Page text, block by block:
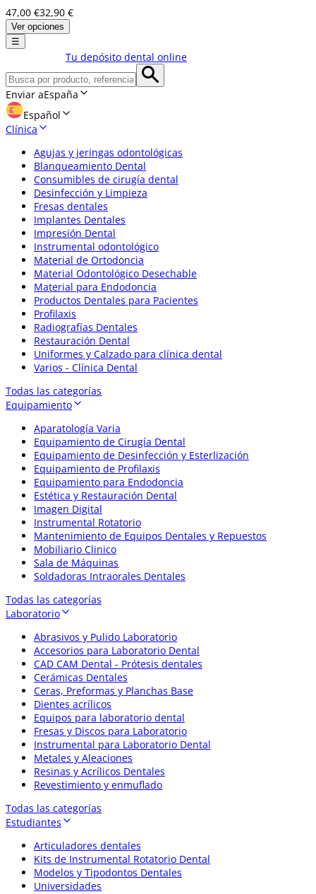
47,00 €32,90 €
Ver opciones
☰
Tu depósito dental online
Enviar aEspaña
Español
Clínica
Agujas y jeringas odontológicas
Blanqueamiento Dental
Consumibles de cirugía dental
Desinfección y Limpieza
Fresas dentales
Implantes Dentales
Impresión Dental
Instrumental odontológico
Material de Ortodoncia
Material Odontológico Desechable
Material para Endodoncia
Productos Dentales para Pacientes
Profilaxis
Radiografías Dentales
Restauración Dental
Uniformes y Calzado para clínica dental
Varios - Clínica Dental
Todas las categorías
Equipamiento
Aparatología Varia
Equipamiento de Cirugía Dental
Equipamiento de Desinfección y Esterlización
Equipamiento de Profilaxis
Equipamiento para Endodoncia
Estética y Restauración Dental
Imagen Digital
Instrumental Rotatorio
Mantenimiento de Equipos Dentales y Repuestos
Mobiliario Clinico
Sala de Máquinas
Soldadoras Intraorales Dentales
Todas las categorías
Laboratorio
Abrasivos y Pulido Laboratorio
Accesorios para Laboratorio Dental
CAD CAM Dental - Prótesis dentales
Cerámicas Dentales
Ceras, Preformas y Planchas Base
Dientes acrílicos
Equipos para laboratorio dental
Fresas y Discos para Laboratorio
Instrumental para Laboratorio Dental
Metales y Aleaciones
Resinas y Acrílicos Dentales
Revestimiento y enmuflado
Todas las categorías
Estudiantes
Articuladores dentales
Kits de Instrumental Rotatorio Dental
Modelos y Tipodontos Dentales
Universidades